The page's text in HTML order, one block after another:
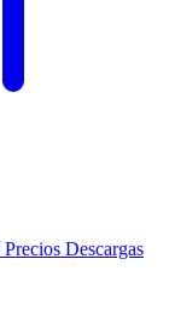
Precios Descargas